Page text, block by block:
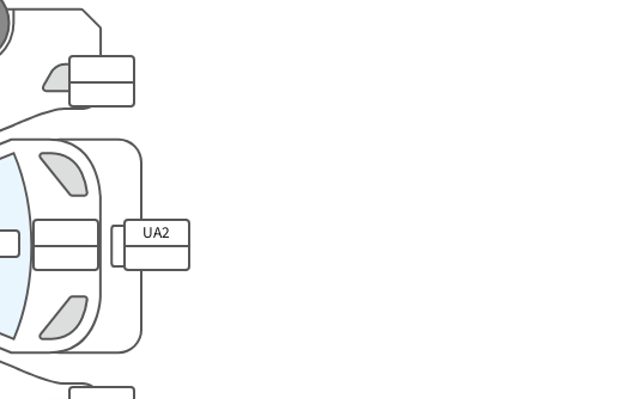
UA2